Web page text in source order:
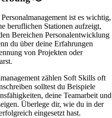
ist es wichtig,
beruflichen Stationen aufzeigt,
Bereichen Personalentwicklung
du über deine Erfahrungen
von Projekten oder
zählen Soft Skills oft
solltest du Beispiele
deine Teamarbeit und
Überlege dir, wie du in der
eingesetzt hast.